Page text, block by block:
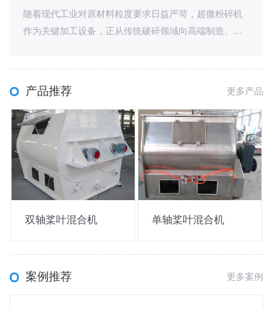
随着现代工业对原材料粒度要求日益严苛，超微粉碎机
作为关键加工设备，正从传统破碎领域向高端制造、生
产品推荐 更多产品
双轴桨叶混合机 单轴桨叶混合机
案例推荐 更多案例